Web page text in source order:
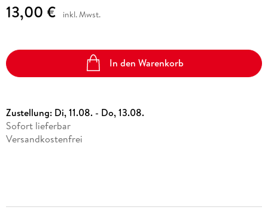
13,00 € inkl. Mwst.
In den Warenkorb
Zustellung: Di, 11.08. - Do, 13.08.
Sofort lieferbar
Versandkostenfrei